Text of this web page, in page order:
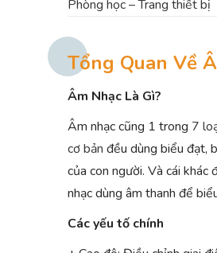
Phòng học – Trang thiết bị
Tổng Quan Về
Âm Nhạc Là Gì?
Âm nhạc cũng 1 trong 7
cơ bản đều dùng biểu đạt,
của con người. Và cái khác
nhạc dùng âm thanh để
Các yếu tố chính